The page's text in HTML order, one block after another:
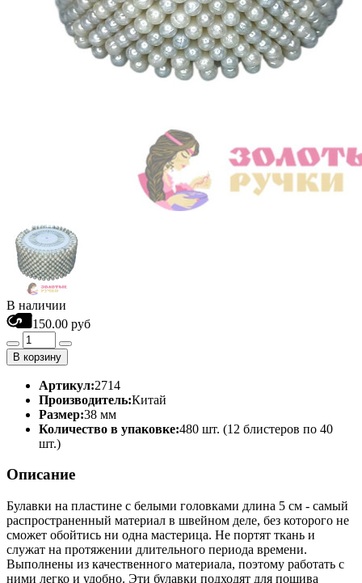
В наличии
150.00 руб
В корзину
Артикул:2714
Производитель:Китай
Размер:38 мм
Количество в упаковке:480 шт. (12 блистеров по 40
шт.)
Описание
Булавки на пластине с белыми головками длина 5 см - самый
распространенный материал в швейном деле, без которого не
сможет обойтись ни одна мастерица. Не портят ткань и
служат на протяжении длительного периода времени.
Выполнены из качественного материала, поэтому работать с
ними легко и удобно. Эти булавки подходят для пошива